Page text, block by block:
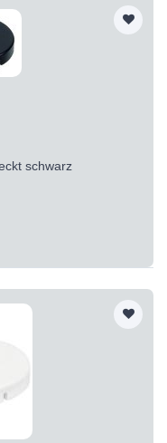
schwarz